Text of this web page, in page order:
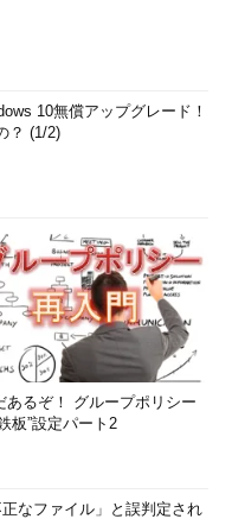
10無償アップグレード！
？ (1/2)
あるぞ！ グループポリシー
板”設定パート2
なファイル」と誤判定され